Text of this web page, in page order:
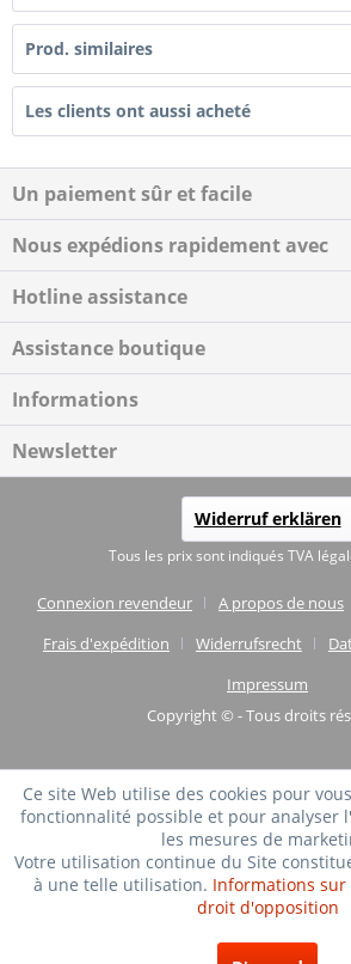
Prod. similaires
Les clients ont aussi acheté
Un paiement sûr et facile
Nous expédions rapidement avec
Hotline assistance
Assistance boutique
Informations
Newsletter
Widerruf erklären
Tous les prix sont indiqués TVA
Connexion revendeur A propos de nous
Frais d'expédition
Widerrufsrecht
Impressum
Copyright © - Tous droits
Ce site Web utilise des cookies pour
fonctionnalité possible et pour analyser
les mesures de
Votre utilisation continue du Site
à une telle utilisation. Informations sur
droit d'opposition
(4.75 / 5)